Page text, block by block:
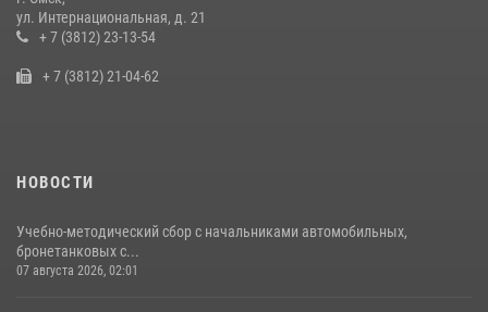
Cотрудники ОМОН "Штурм" Росгвардии отработали навыки
пилотирования БПЛА в Омске
ул. Интернациональная, д. 21
+ 7 (3812) 23-13-54
+ 7 (3812) 21-04-62
НОВОСТИ
Учебно-методический сбор с начальниками автомобильных,
бронетанковых с...
07 августа 2026, 02:01